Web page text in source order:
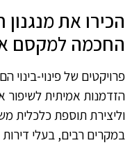
הכירו את
החכמה למקסם
פרויקטים של פינוי-
הזדמנות אמיתית לשיפור
וליצירת תוספת כלכלית
במקרים רבים, בעלי